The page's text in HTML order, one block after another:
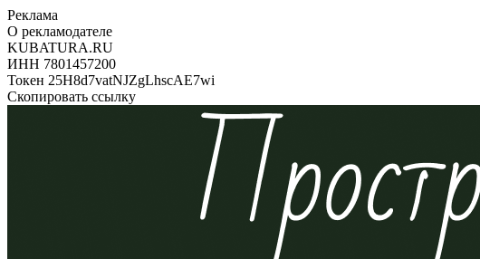
Реклама
О рекламодателе
KUBATURA.RU
ИНН 7801457200
Токен 25H8d7vatNJZgLhscAE7wi
Скопировать ссылку